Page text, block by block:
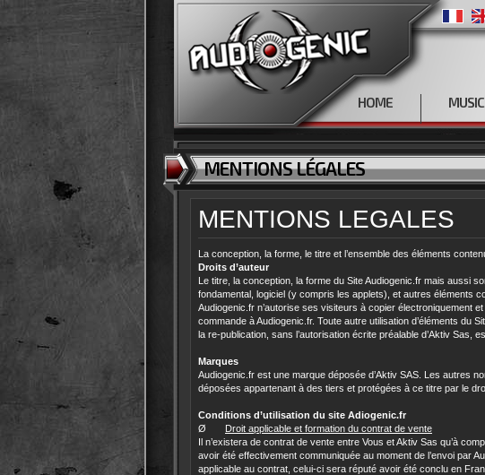
HOME MUSIC
MENTIONS LÉGALES
MENTIONS LEGALES
La conception, la forme, le titre et l’ensemble des éléments
Droits d’auteur
Le titre, la conception, la forme du Site Audiogenic.fr mais aussi
fondamental, logiciel (y compris les applets), et autres éléments
Audiogenic.fr n’autorise ses visiteurs à copier électroniquement
commande à Audiogenic.fr. Toute autre utilisation d’éléments du
la re-publication, sans l’autorisation écrite préalable d’Aktiv Sas,
Marques
Audiogenic.fr est une marque déposée d’Aktiv SAS. Les autres
déposées appartenant à des tiers et protégées à ce titre par le
Conditions d’utilisation du site Adiogenic.fr
Ø Droit applicable et formation du contrat de vente
Il n’existera de contrat de vente entre Vous et Aktiv Sas qu’à
avoir été effectivement communiquée au moment de l’envoi par
applicable au contrat, celui-ci sera réputé avoir été conclu en